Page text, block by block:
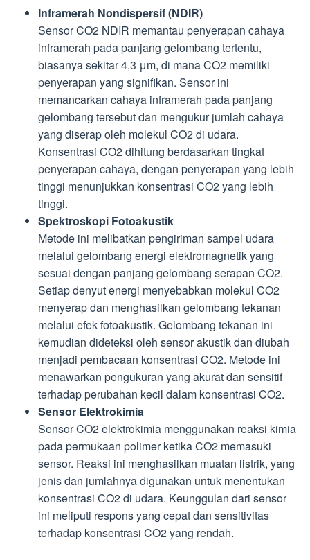
Inframerah Nondispersif (NDIR)
Sensor CO2 NDIR memantau penyerapan cahaya
inframerah pada panjang gelombang tertentu,
biasanya sekitar 4,3 μm, di mana CO2 memiliki
penyerapan yang signifikan. Sensor ini
memancarkan cahaya inframerah pada panjang
gelombang tersebut dan mengukur jumlah cahaya
yang diserap oleh molekul CO2 di udara.
Konsentrasi CO2 dihitung berdasarkan tingkat
penyerapan cahaya, dengan penyerapan yang lebih
tinggi menunjukkan konsentrasi CO2 yang lebih
tinggi.
Spektroskopi Fotoakustik
Metode ini melibatkan pengiriman sampel udara
melalui gelombang energi elektromagnetik yang
sesuai dengan panjang gelombang serapan CO2.
Setiap denyut energi menyebabkan molekul CO2
menyerap dan menghasilkan gelombang tekanan
melalui efek fotoakustik. Gelombang tekanan ini
kemudian dideteksi oleh sensor akustik dan diubah
menjadi pembacaan konsentrasi CO2. Metode ini
menawarkan pengukuran yang akurat dan sensitif
terhadap perubahan kecil dalam konsentrasi CO2.
Sensor Elektrokimia
Sensor CO2 elektrokimia menggunakan reaksi kimia
pada permukaan polimer ketika CO2 memasuki
sensor. Reaksi ini menghasilkan muatan listrik, yang
jenis dan jumlahnya digunakan untuk menentukan
konsentrasi CO2 di udara. Keunggulan dari sensor
ini meliputi respons yang cepat dan sensitivitas
terhadap konsentrasi CO2 yang rendah.